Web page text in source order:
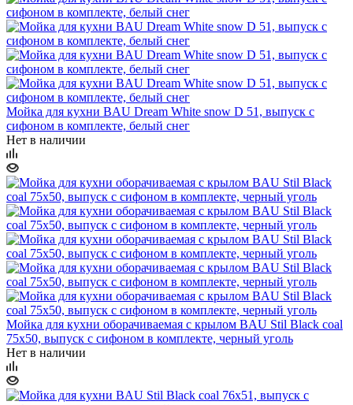
Мойка для кухни BAU Dream White snow D 51, выпуск с
сифоном в комплекте, белый снег
Нет в наличии
Мойка для кухни оборачиваемая с крылом BAU Stil Black coal
75х50, выпуск с сифоном в комплекте, черный уголь
Нет в наличии